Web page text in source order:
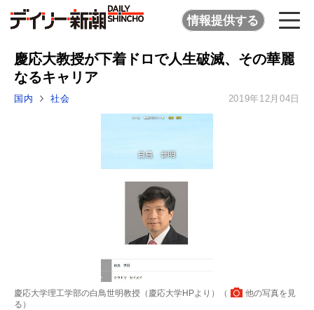
情報提供する
慶応大教授が下着ドロで人生破滅、その華麗
なるキャリア
国内 社会 2019年12月04日
慶応大学理工学部の白鳥世明教授（慶応大学HPより）（
他の写真を見
る ）